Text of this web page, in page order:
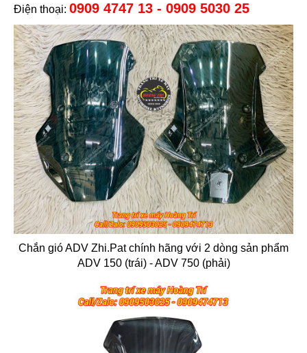
Điện thoại: 0909 4747 13 - 0909 5030 25
Chắn gió ADV Zhi.Pat chính hãng với 2 dòng sản phẩm
ADV 150 (trái) - ADV 750 (phải)